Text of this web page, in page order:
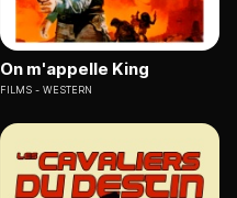
On m'appelle King
FILMS WESTERN